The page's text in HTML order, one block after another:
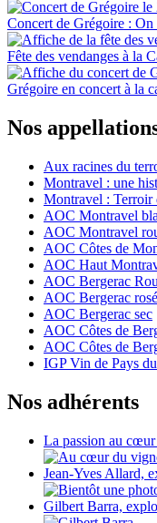
Concert de Grégoire :
Fête des vendanges à la
Grégoire en concert à la
Nos
Aux racines du
Montravel : une
Montravel : Terroir
AOC Montravel
AOC Montravel
AOC Côtes de
AOC Haut
AOC Bergerac
AOC Bergerac rosé
AOC Bergerac sec
AOC Côtes de
AOC Côtes de
IGP Vin de Pays
Nos adhérents
La passion au
Jean-Yves Allard,
Gilbert Barra,